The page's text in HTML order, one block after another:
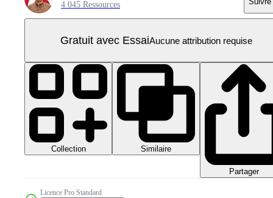
4 045 Ressources
Gratuit avec EssaiAucune attribution requise
Collection Similaire
Partager
Licence Pro Standard